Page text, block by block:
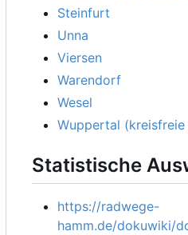
Steinfurt
Unna
Viersen
Warendorf
Wesel
Wuppertal (kreisfreie
Statistische
https://radwege-
hamm.de/dokuwiki/